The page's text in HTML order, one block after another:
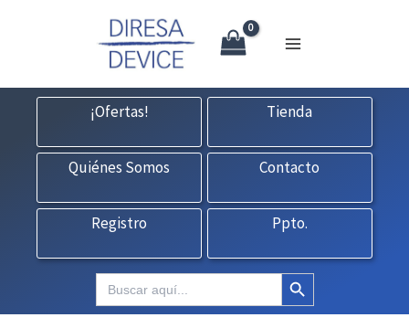
consultas@fedbuy.es| Formulario | Tlf.
¡Ofertas!
Tienda
Quiénes Somos Contacto
Registro Ppto.
Buscar: Botón de búsqueda